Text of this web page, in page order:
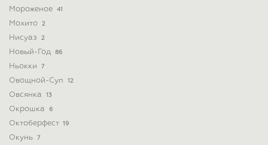
Мороженое 41
Мохито 2
Нисуаз 2
Новый-Год 86
Ньокки 7
Овощной-Суп 12
Овсянка 13
Окрошка 6
Октоберфест 19
Окунь 7